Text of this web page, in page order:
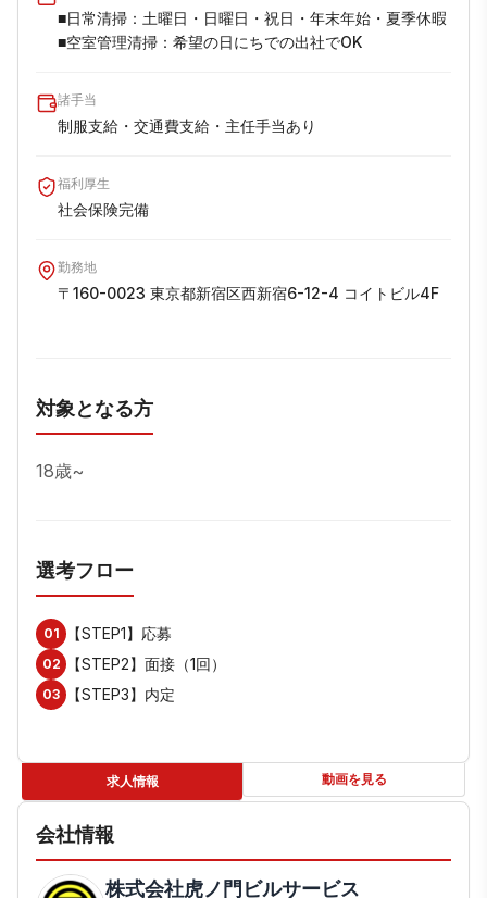
■日常清掃：土曜日・日曜日・祝日・年末年始・夏季休暇
■空室管理清掃：希望の日にちでの出社でOK
諸手当
制服支給・交通費支給・主任手当あり
福利厚生
社会保険完備
勤務地
〒160-0023 東京都新宿区西新宿6-12-4 コイトビル4F
対象となる方
18歳~
選考フロー
01 【STEP1】応募
02 【STEP2】面接（1回）
03 【STEP3】内定
求人情報 動画を見る
会社情報
株式会社虎ノ門ビルサービス